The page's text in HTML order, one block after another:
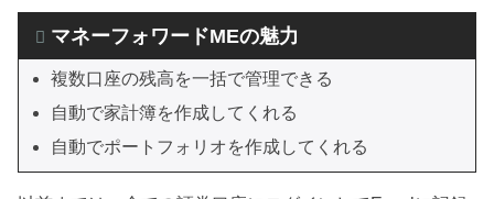
マネーフォワードMEの魅力
複数口座の残高を一括で管理できる
自動で家計簿を作成してくれる
自動でポートフォリオを作成してくれる